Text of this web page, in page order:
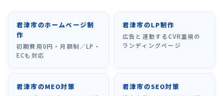
君津市のホームページ制
作
初期費用0円・月額制／LP・
ECも対応
君津市のLP制作
広告と連動するCVR重視の
ランディングページ
君津市のMEO対策 君津市のSEO対策